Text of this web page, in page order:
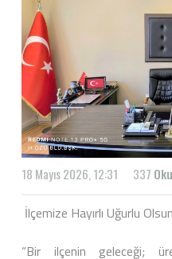
18 Mayıs 2026, 12:31 337
İlçemize Hayırlı Uğurlu
“Bir ilçenin geleceği;